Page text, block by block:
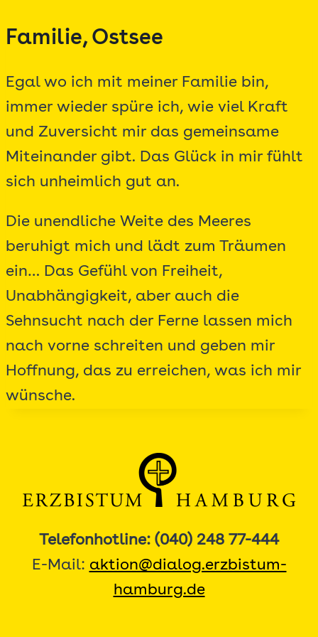
Inhalt
Familie, Ostsee
Egal wo ich mit meiner Familie bin,
immer wieder spüre ich, wie viel Kraft
und Zuversicht mir das gemeinsame
Miteinander gibt. Das Glück in mir fühlt
sich unheimlich gut an.
Die unendliche Weite des Meeres
beruhigt mich und lädt zum Träumen
ein… Das Gefühl von Freiheit,
Unabhängigkeit, aber auch die
Sehnsucht nach der Ferne lassen mich
nach vorne schreiten und geben mir
Hoffnung, das zu erreichen, was ich mir
wünsche.
Telefonhotline: (040) 248 77-444
E-Mail: aktion@dialog.erzbistum-
hamburg.de